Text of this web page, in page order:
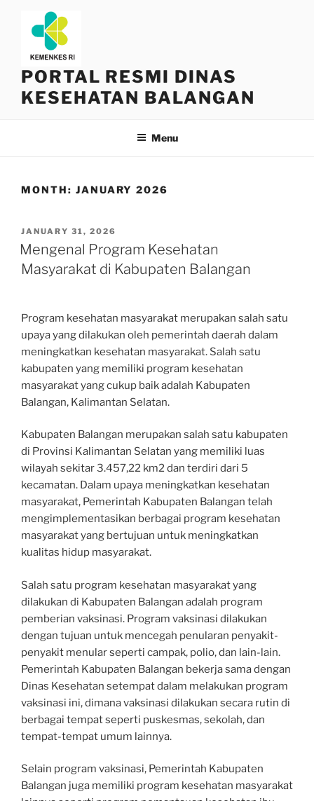
content
PORTAL RESMI DINAS
KESEHATAN BALANGAN
Menu
MONTH: JANUARY 2026
POSTED
ON
JANUARY 31, 2026
Mengenal Program Kesehatan
Masyarakat di Kabupaten Balangan
Program kesehatan masyarakat merupakan salah satu
upaya yang dilakukan oleh pemerintah daerah dalam
meningkatkan kesehatan masyarakat. Salah satu
kabupaten yang memiliki program kesehatan
masyarakat yang cukup baik adalah Kabupaten
Balangan, Kalimantan Selatan.
Kabupaten Balangan merupakan salah satu kabupaten
di Provinsi Kalimantan Selatan yang memiliki luas
wilayah sekitar 3.457,22 km2 dan terdiri dari 5
kecamatan. Dalam upaya meningkatkan kesehatan
masyarakat, Pemerintah Kabupaten Balangan telah
mengimplementasikan berbagai program kesehatan
masyarakat yang bertujuan untuk meningkatkan
kualitas hidup masyarakat.
Salah satu program kesehatan masyarakat yang
dilakukan di Kabupaten Balangan adalah program
pemberian vaksinasi. Program vaksinasi dilakukan
dengan tujuan untuk mencegah penularan penyakit-
penyakit menular seperti campak, polio, dan lain-lain.
Pemerintah Kabupaten Balangan bekerja sama dengan
Dinas Kesehatan setempat dalam melakukan program
vaksinasi ini, dimana vaksinasi dilakukan secara rutin di
berbagai tempat seperti puskesmas, sekolah, dan
tempat-tempat umum lainnya.
Selain program vaksinasi, Pemerintah Kabupaten
Balangan juga memiliki program kesehatan masyarakat